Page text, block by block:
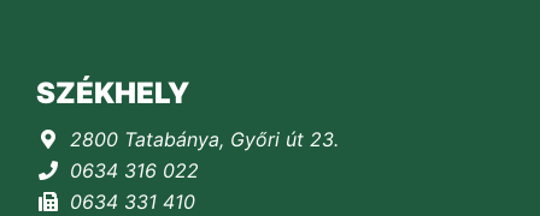
SZÉKHELY
2800 Tatabánya, Győri út 23.
0634 316 022
0634 331 410